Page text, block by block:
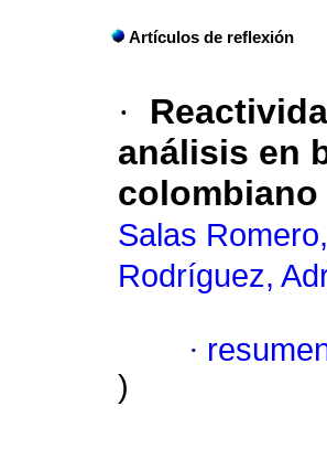
Artículos de reflexión
·
análisis en
colombiano
Salas
Rodríguez,
·
)